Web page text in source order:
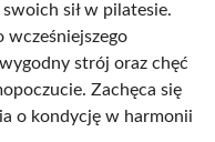
sił w pilatesie.
wcześniejszego
strój oraz chęć
Zachęca się
o kondycję w harmonii